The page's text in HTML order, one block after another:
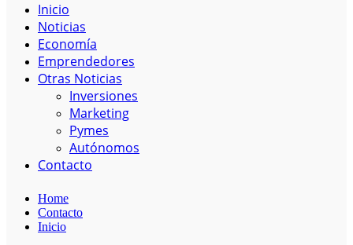
Inicio
Noticias
Economía
Emprendedores
Otras Noticias
Inversiones
Marketing
Pymes
Autónomos
Contacto
Home
Contacto
Inicio